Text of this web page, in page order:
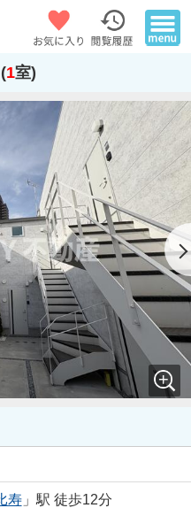
1室)
寿」駅 徒歩12分